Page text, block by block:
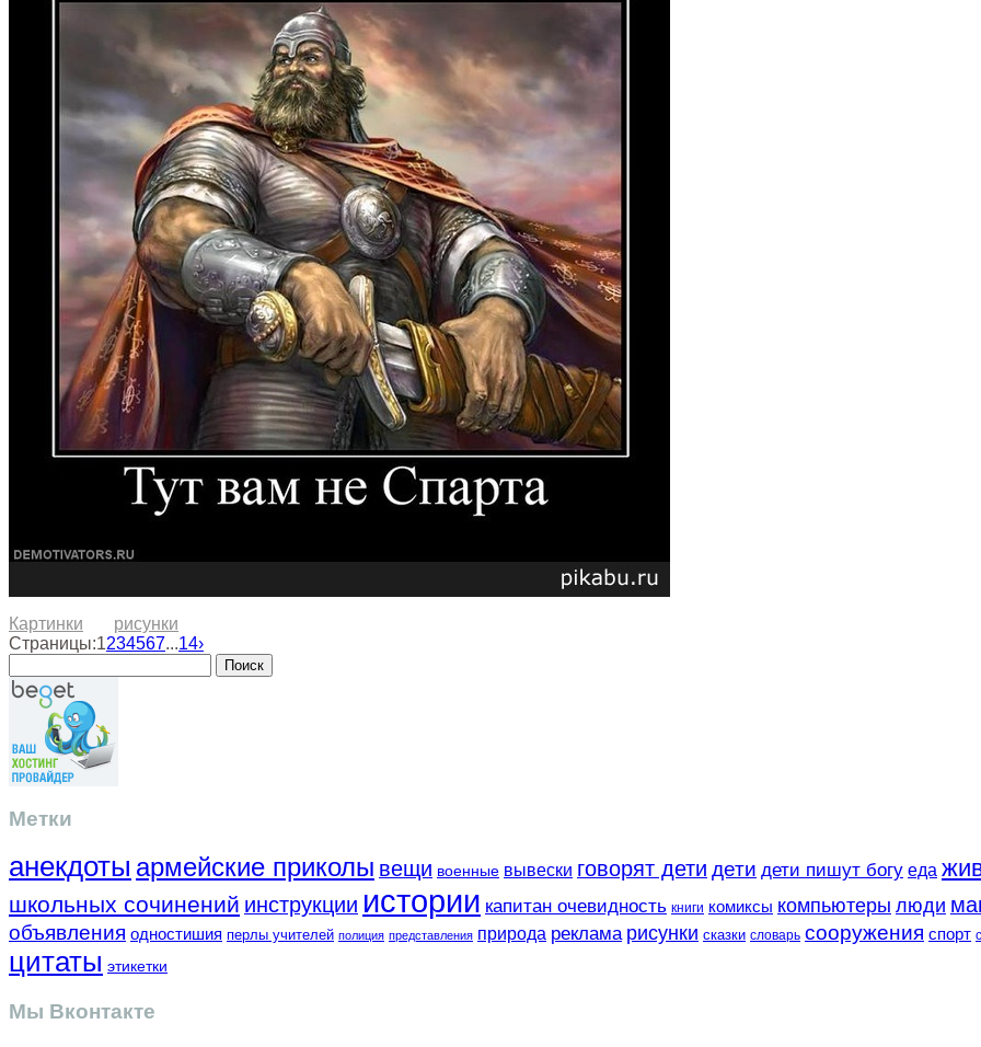
Картинки
рисунки
Страницы:1234567...14›
Метки
анекдоты армейские приколы вещи военные вывески говорят дети дети дети пишут богу еда
школьных сочинений инструкции истории капитан очевидность книги комиксы компьютеры люди
объявления одностишия перлы учителей полиция представления природа реклама рисунки сказки словарь сооружения спорт
цитаты этикетки
Мы Вконтакте